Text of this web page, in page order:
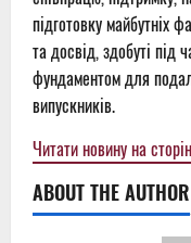
підготовку майбутніх
та досвід, здобуті під
фундаментом для
випускників.
Читати новину на
ABOUT THE AUTHOR